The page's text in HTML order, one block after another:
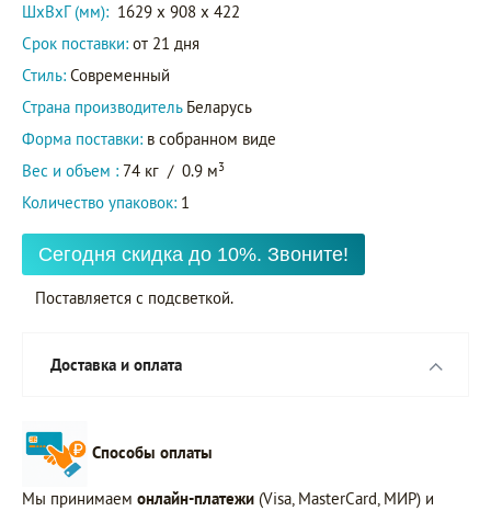
ШxВxГ (мм): 1629 x 908 x 422
Срок поставки: от 21 дня
Стиль: Современный
Страна производитель Беларусь
Форма поставки: в собранном виде
Вес и объем : 74 кг / 0.9 м3
Количество упаковок: 1
Сегодня скидка до 10%. Звоните!
Поставляется с подсветкой.
Доставка и оплата
Способы оплаты
Мы принимаем онлайн-платежи (Visa, MasterCard, МИР) и